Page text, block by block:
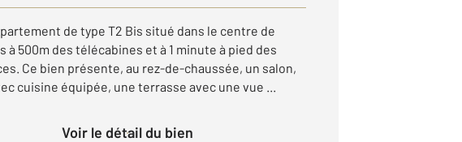
de type T2 Bis situé dans le centre de
à 500m des télécabines et à 1 minute à pied des
Ce bien présente, au rez-de-chaussée, un salon,
cuisine équipée, une terrasse avec une vue ...
Voir le détail du bien